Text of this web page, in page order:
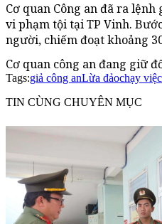
Cơ quan Công an đã ra
vi phạm tội tại TP Vinh.
người, chiếm đoạt khoảng
Cơ quan công an đang giữ
Tags:giả công anLừa đảochạy việc
TIN CÙNG CHUYÊN MỤC